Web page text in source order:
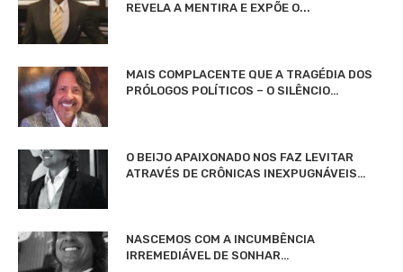
REVELA A MENTIRA E EXPÕE O...
MAIS COMPLACENTE QUE A TRAGÉDIA DOS
PRÓLOGOS POLÍTICOS – O SILÊNCIO…
O BEIJO APAIXONADO NOS FAZ LEVITAR
ATRAVÉS DE CRÔNICAS INEXPUGNÁVEIS…
NASCEMOS COM A INCUMBÊNCIA
IRREMEDIÁVEL DE SONHAR…